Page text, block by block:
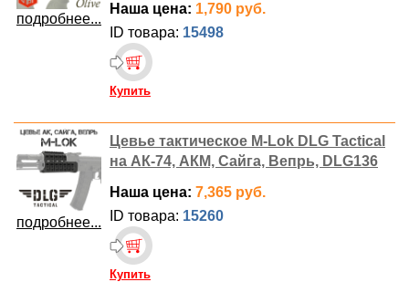
подробнее...
Наша цена: 1,790 руб.
ID товара: 15498
Купить
подробнее...
Цевье тактическое M-Lok DLG Tactical
на АК-74, АКМ, Сайга, Вепрь, DLG136
Наша цена: 7,365 руб.
ID товара: 15260
Купить